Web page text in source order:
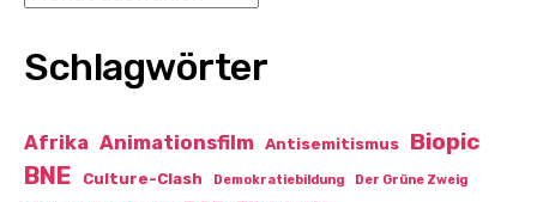
Schlagwörter
Afrika Animationsfilm Antisemitismus Biopic
BNE Culture-Clash Demokratiebildung Der Grüne Zweig